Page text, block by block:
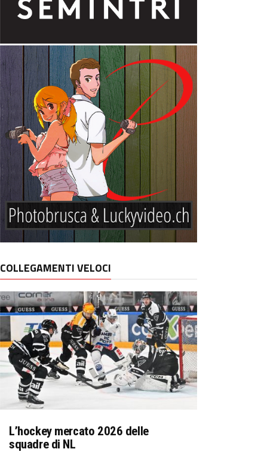
COLLEGAMENTI VELOCI
L’hockey mercato 2026 delle
squadre di NL